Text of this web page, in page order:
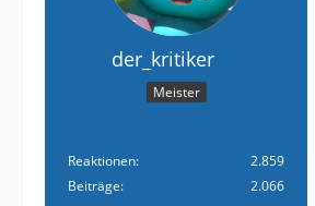
der_kritiker
Meister
Reaktionen
2.859
Beiträge
2.066